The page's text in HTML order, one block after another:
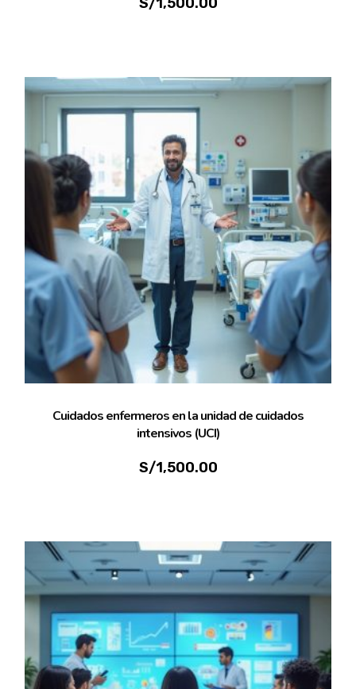
Cuidados enfermeros en la unidad de cuidados
intensivos (UCI)
S/1,500.00